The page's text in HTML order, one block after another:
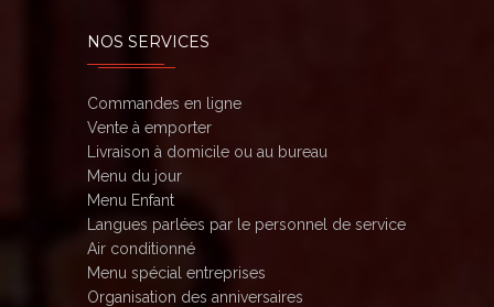
NOS SERVICES
Commandes en ligne
Vente à emporter
Livraison à domicile ou au bureau
Menu du jour
Menu Enfant
Langues parlées par le personnel de service
Air conditionné
Menu spécial entreprises
Organisation des anniversaires